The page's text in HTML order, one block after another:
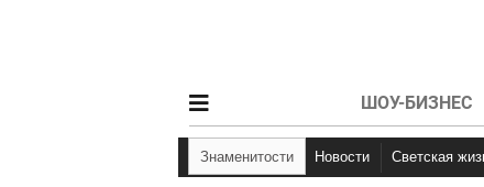
ШОУ-БИЗНЕС
Знаменитости Новости Светская